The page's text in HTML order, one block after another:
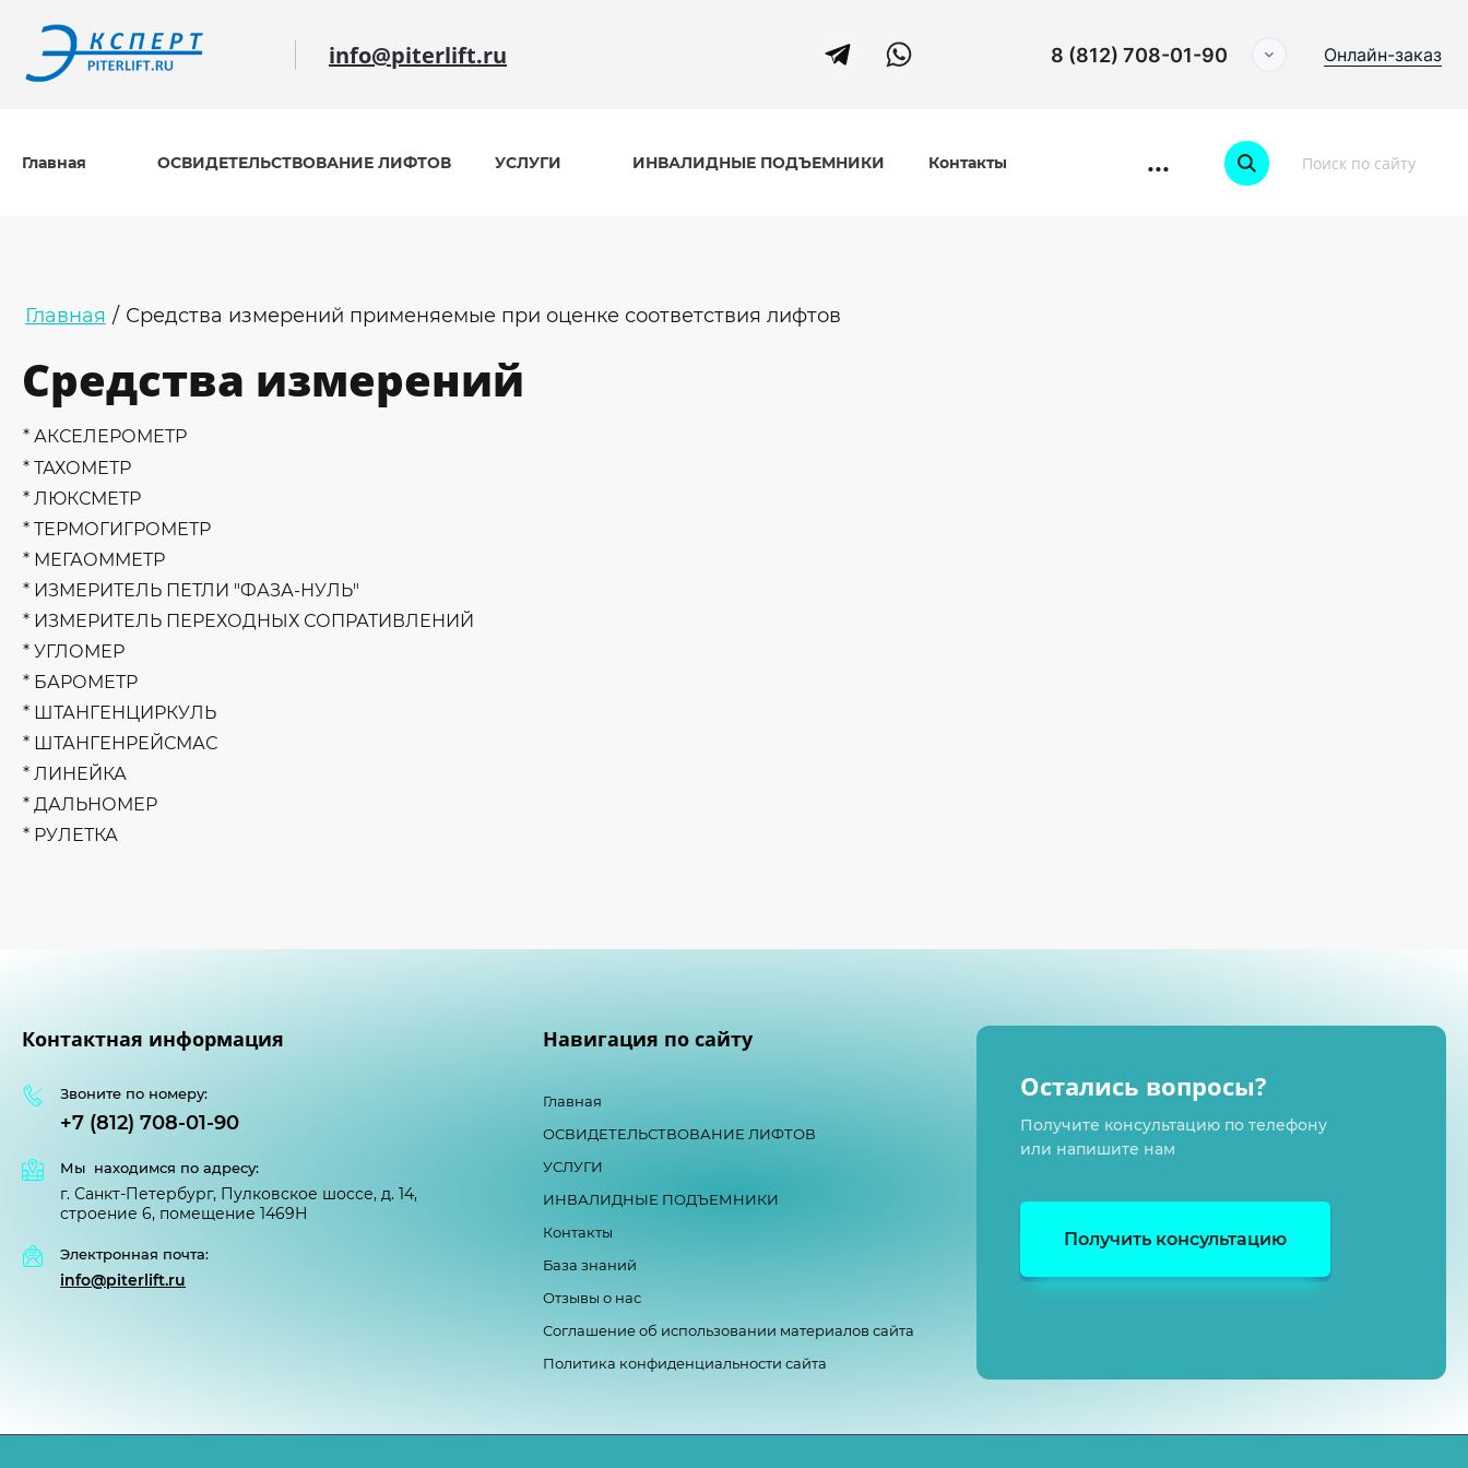
info@piterlift.ru 8 (812) 708-01-90 Онлайн-заказ
Главная ОСВИДЕТЕЛЬСТВОВАНИЕ ЛИФТОВ УСЛУГИ ИНВАЛИДНЫЕ ПОДЪЕМНИКИ Контакты ...
Главная / Средства измерений применяемые при оценке соответствия лифтов
Средства измерений
* АКСЕЛЕРОМЕТР
* ТАХОМЕТР
* ЛЮКСМЕТР
* ТЕРМОГИГРОМЕТР
* МЕГАОММЕТР
* ИЗМЕРИТЕЛЬ ПЕТЛИ "ФАЗА-НУЛЬ"
* ИЗМЕРИТЕЛЬ ПЕРЕХОДНЫХ СОПРАТИВЛЕНИЙ
* УГЛОМЕР
* БАРОМЕТР
* ШТАНГЕНЦИРКУЛЬ
* ШТАНГЕНРЕЙСМАС
* ЛИНЕЙКА
* ДАЛЬНОМЕР
* РУЛЕТКА
Контактная информация
Звоните по номеру:
+7 (812) 708-01-90
Мы находимся по адресу:
г. Санкт-Петербург, Пулковское шоссе, д. 14,
строение 6, помещение 1469Н
Электронная почта:
info@piterlift.ru
Остались вопросы?
Получите консультацию по телефону
или напишите нам
Получить консультацию
Навигация по сайту
Главная
ОСВИДЕТЕЛЬСТВОВАНИЕ ЛИФТОВ
УСЛУГИ
ИНВАЛИДНЫЕ ПОДЪЕМНИКИ
Контакты
База знаний
Отзывы о нас
Соглашение об использовании материалов сайта
Политика конфиденциальности сайта